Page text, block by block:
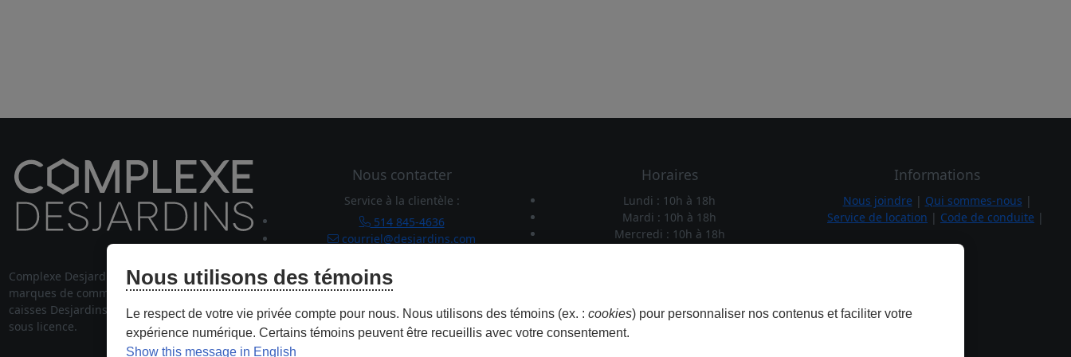
Complexe Desjardins MDet son logo sont des
marques de commerce de la Fédération des
caisses Desjardins du Québec, employées
sous licence.
Nous contacter
Service à la clientèle :
514 845-4636
courriel@desjardins.com
514 281-7000 poste 5162278
Horaires
Lundi : 10h à 18h
Mardi : 10h à 18h
Mercredi : 10h à 18h
Informations
Nous joindre | Qui sommes-nous |
Service de location | Code de conduite |
Nous utilisons des témoins
Le respect de votre vie privée compte pour nous. Nous utilisons des témoins (ex. :cookies) pour personnaliser nos contenus et faciliter votre
expérience numérique. Certains témoins peuvent être recueillis avec votre consentement.
Show this message in English